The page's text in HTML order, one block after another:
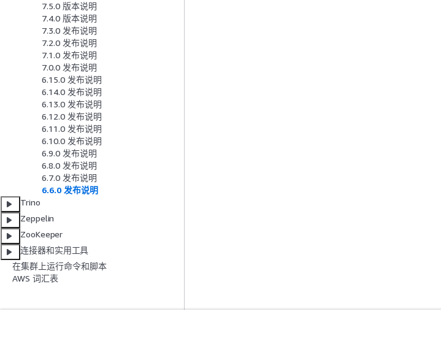
7.5.0 版本说明
7.4.0 版本说明
7.3.0 发布说明
7.2.0 发布说明
7.1.0 发布说明
7.0.0 发布说明
6.15.0 发布说明
6.14.0 发布说明
6.13.0 发布说明
6.12.0 发布说明
6.11.0 发布说明
6.10.0 发布说明
6.9.0 发布说明
6.8.0 发布说明
6.7.0 发布说明
6.6.0 发布说明
Trino
Zeppelin
ZooKeeper
连接器和实用工具
在集群上运行命令和脚本
AWS 词汇表